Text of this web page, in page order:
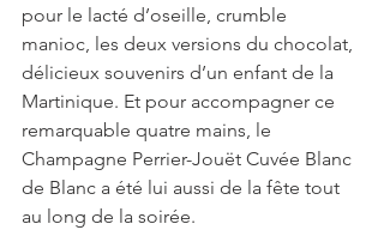
pour le lacté d’oseille, crumble
manioc, les deux versions du chocolat,
délicieux souvenirs d’un enfant de la
Martinique. Et pour accompagner ce
remarquable quatre mains, le
Champagne Perrier-Jouët Cuvée Blanc
de Blanc a été lui aussi de la fête tout
au long de la soirée.